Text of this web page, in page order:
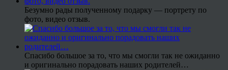
Безумно рады полученному подарку — портрету по
фото, видео отзыв.
Спасибо большое за то, что мы смогли так не ожиданно
и оригинально порадовать наших родителей…